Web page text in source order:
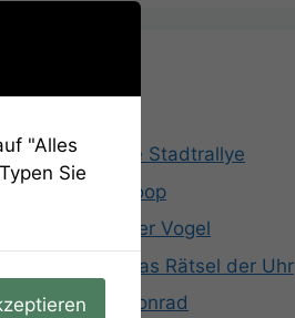
Aufgaben
Hier startet die Stadtrallye
Aufgabe 01: Loop
Aufgabe 02: Der Vogel
Aufgabe 03: Das Rätsel der Uhr
Aufgabe 04: Konrad
"Alles
Sie